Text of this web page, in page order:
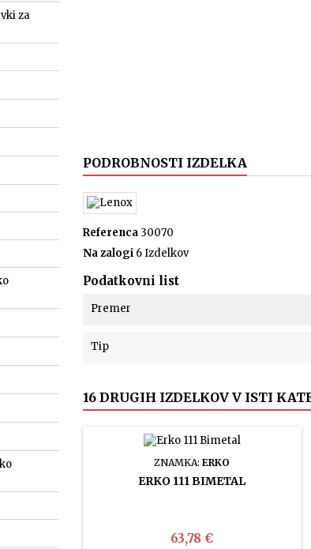
za
PODROBNOSTI IZDELKA
Referenca 30070
Na zalogi 6 Izdelkov
Podatkovni list
Premer
Tip
16 DRUGIH IZDELKOV V ISTI
ZNAMKA:ERKO
ERKO 111 BIMETAL
Cena
63,78 €